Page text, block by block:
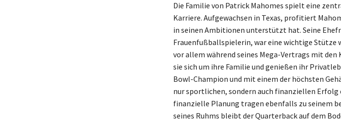
Die Familie von Patrick Mahomes spielt eine
Karriere. Aufgewachsen in Texas, profitiert
in seinen Ambitionen unterstützt hat. Seine
Frauenfußballspielerin, war eine wichtige Stütze
vor allem während seines Mega-Vertrags mit den
sie sich um ihre Familie und genießen ihr
Bowl-Champion und mit einem der höchsten
nur sportlichen, sondern auch finanziellen
finanzielle Planung tragen ebenfalls zu seinem
seines Ruhms bleibt der Quarterback auf dem